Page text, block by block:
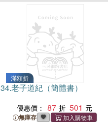
滿額折
34.老子道紀（簡體書）
優惠價： 87 501
無庫存